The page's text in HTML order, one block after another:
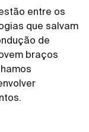
entre os
que salvam
de
braços